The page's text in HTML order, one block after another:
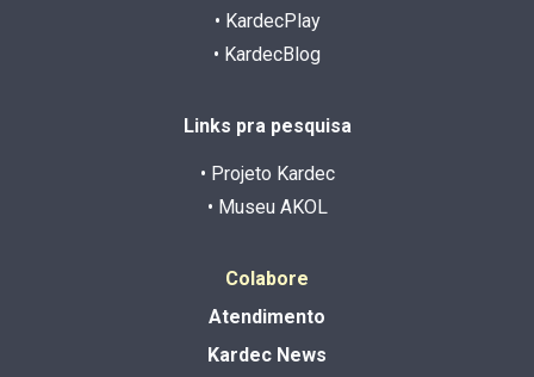
• KardecPlay
• KardecBlog
Links pra pesquisa
• Projeto Kardec
• Museu AKOL
Colabore
Atendimento
Kardec News